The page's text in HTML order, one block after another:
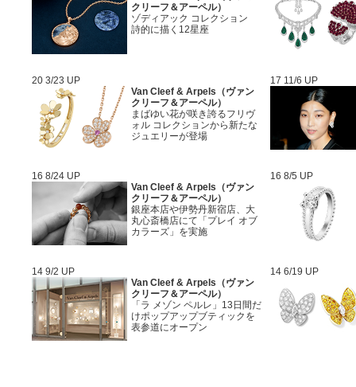
クリーフ＆アーペル）
ゾディアック コレクション
詩的に描く12星座
20 3/23 UP
Van Cleef & Arpels（ヴァン
クリーフ＆アーペル）
まばゆい花が咲き誇るフリヴ
ォル コレクションから新たな
ジュエリーが登場
17 11/6 UP
16 8/24 UP
Van Cleef & Arpels（ヴァン
クリーフ＆アーペル）
銀座本店や伊勢丹新宿店、大
丸心斎橋店にて「プレイ オブ
カラーズ」を実施
16 8/5 UP
14 9/2 UP
Van Cleef & Arpels（ヴァン
クリーフ＆アーペル）
「ラ メゾン ペルレ」13日間だ
けポップアップブティックを
表参道にオープン
14 6/19 UP